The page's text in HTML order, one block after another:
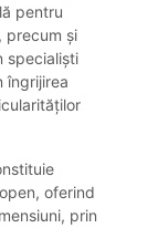
pentru
precum și
specialiști
îngrijirea
oferind
prin